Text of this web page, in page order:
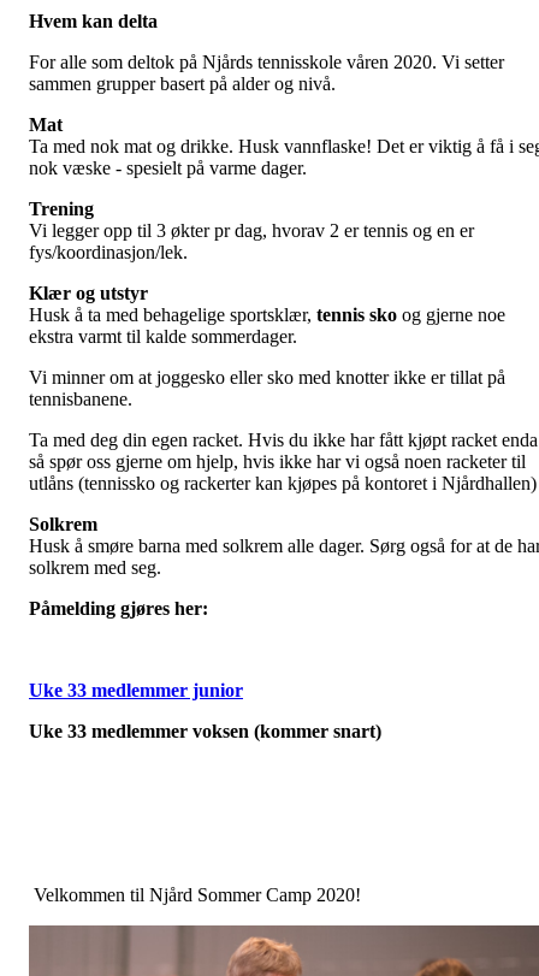
Hvem kan delta
For alle som deltok på Njårds tennisskole våren 2020. Vi setter
sammen grupper basert på alder og nivå.
Mat
Ta med nok mat og drikke. Husk vannflaske! Det er viktig å få i
nok væske - spesielt på varme dager.
Trening
Vi legger opp til 3 økter pr dag, hvorav 2 er tennis og en er
fys/koordinasjon/lek.
Klær og utstyr
Husk å ta med behagelige sportsklær, tennis sko og gjerne noe
ekstra varmt til kalde sommerdager.
Vi minner om at joggesko eller sko med knotter ikke er tillat på
tennisbanene.
Ta med deg din egen racket. Hvis du ikke har fått kjøpt racket enda
så spør oss gjerne om hjelp, hvis ikke har vi også noen racketer til
utlåns (tennissko og rackerter kan kjøpes på kontoret i Njårdhallen)
Solkrem
Husk å smøre barna med solkrem alle dager. Sørg også for at de
solkrem med seg.
Påmelding gjøres her:
Uke 33 medlemmer junior
Uke 33 medlemmer voksen (kommer snart)
Velkommen til Njård Sommer Camp 2020!